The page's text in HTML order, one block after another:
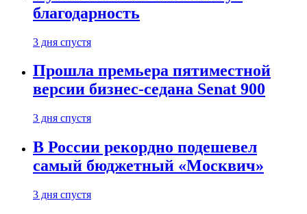
благодарность
3 дня спустя
Прошла премьера пятиместной
версии бизнес-седана Senat 900
3 дня спустя
В России рекордно подешевел
самый бюджетный «Москвич»
3 дня спустя